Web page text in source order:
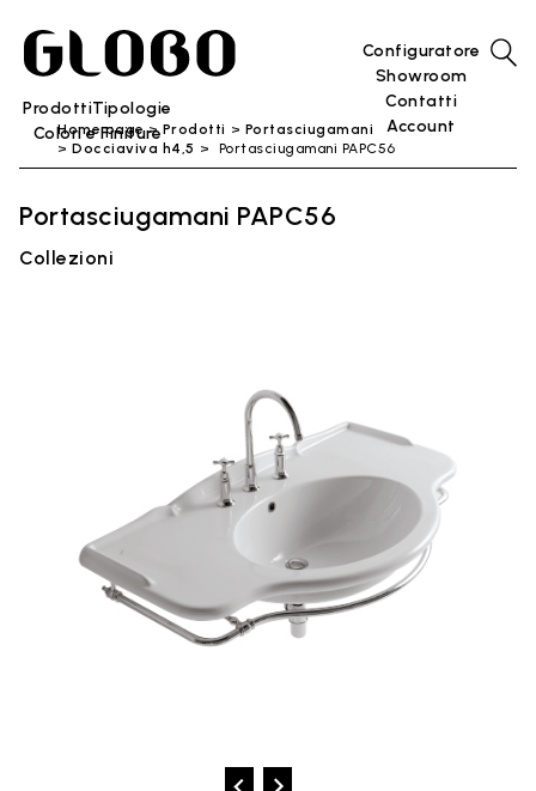
ProdottiTipologie
Colori e Finiture
Configuratore
Showroom
Contatti
Account
Home page Prodotti
Portasciugamani
Docciaviva h4,5
Portasciugamani PAPC56
Portasciugamani PAPC56
Collezioni